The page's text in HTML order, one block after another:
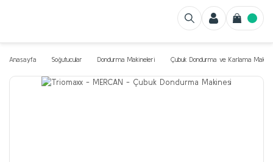
Anasayfa Soğutucular Dondurma Makineleri Çubuk Dondurma ve Karlama